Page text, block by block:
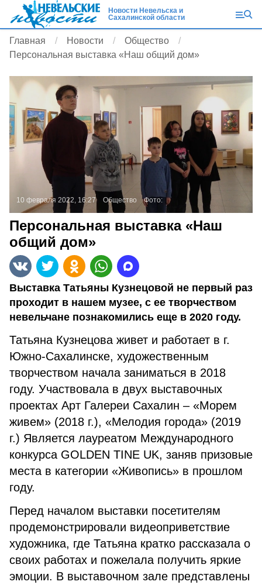
Новости Невельска и
Сахалинской области
Главная Новости
Общество
Персональная выставка «Наш общий дом»
10 февраля 2022, 16:27 Общество Фото:
Персональная выставка «Наш
общий дом»
Выставка Татьяны Кузнецовой не первый раз
проходит в нашем музее, с ее творчеством
невельчане познакомились еще в 2020 году.
Татьяна Кузнецова живет и работает в г.
Южно-Сахалинске, художественным
творчеством начала заниматься в 2018
году. Участвовала в двух выставочных
проектах Арт Галереи Сахалин – «Морем
живем» (2018 г.), «Мелодия города» (2019
г.) Является лауреатом Международного
конкурса GOLDEN TINE UK, заняв призовые
места в категории «Живопись» в прошлом
году.
Перед началом выставки посетителям
продемонстрировали видеоприветствие
художника, где Татьяна кратко рассказала о
своих работах и пожелала получить яркие
эмоции. В выставочном зале представлены